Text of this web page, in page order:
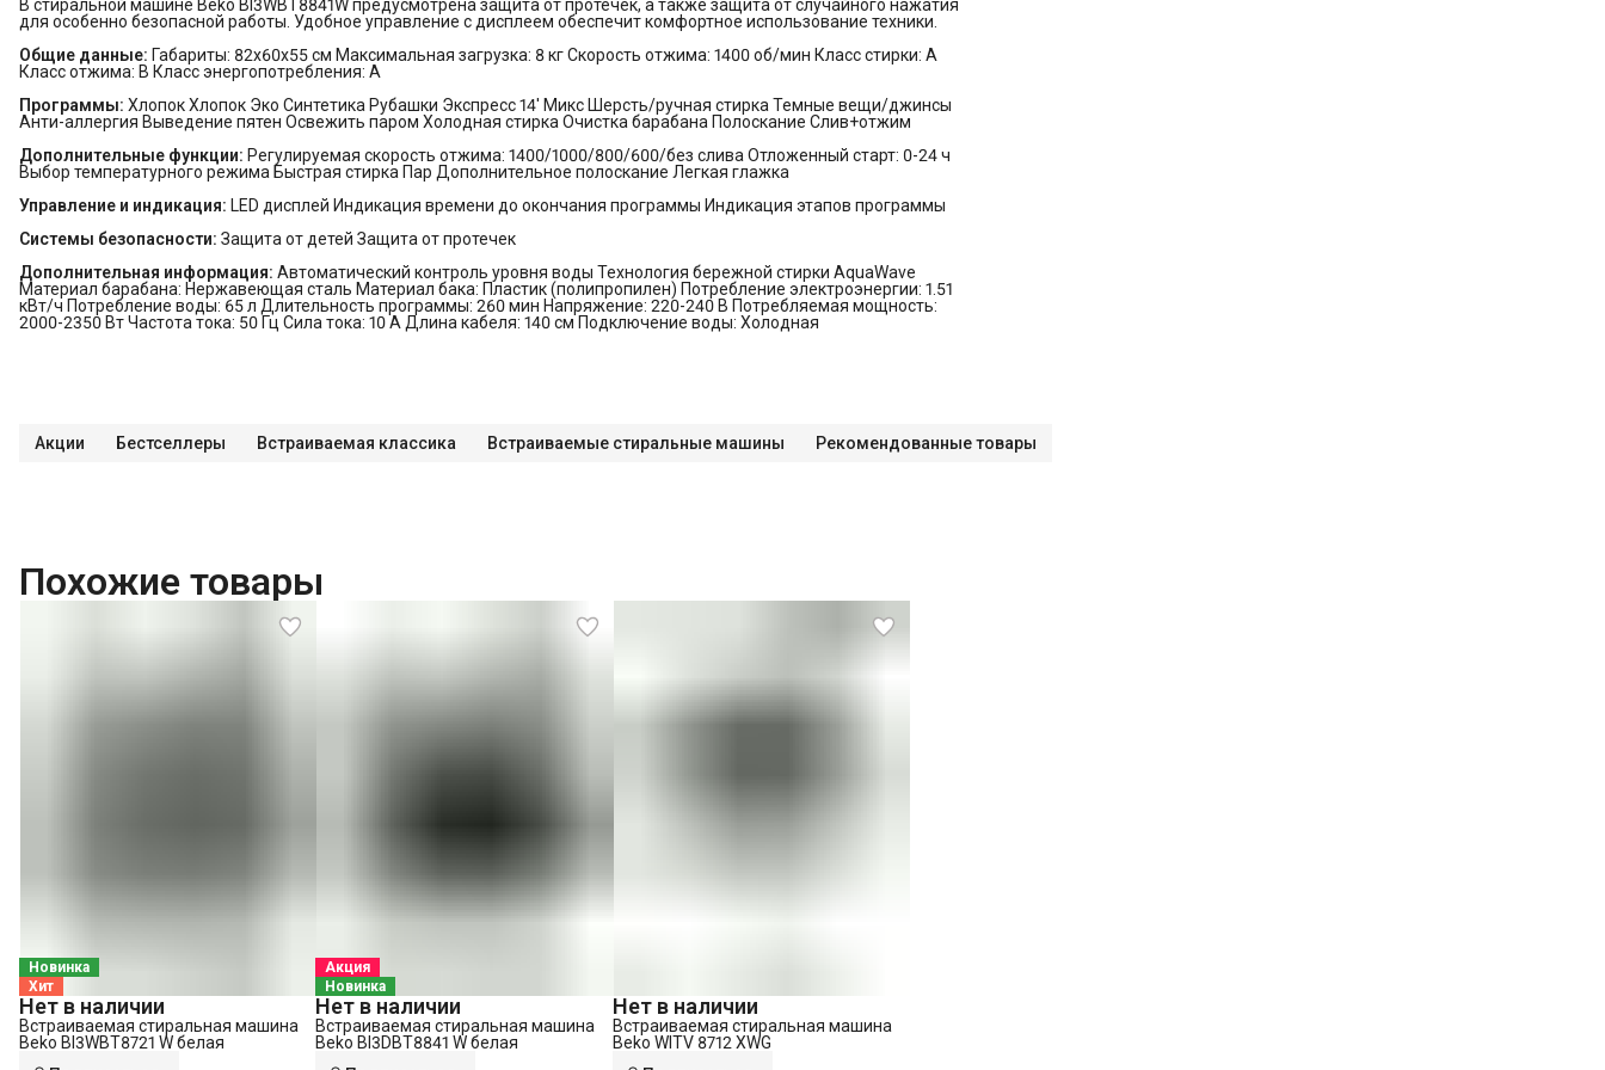
В стиральной машине Beko BI3WBT8841W предусмотрена защита от протечек, а также защита от случайного нажатия
для особенно безопасной работы. Удобное управление с дисплеем обеспечит комфортное использование техники.
Общие данные: Габариты: 82x60x55 см Максимальная загрузка: 8 кг Скорость отжима: 1400 об/мин Класс стирки: A
Класс отжима: В Класс энергопотребления: А
Программы: Хлопок Хлопок Эко Синтетика Рубашки Экспресс 14' Микс Шерсть/ручная стирка Темные вещи/джинсы
Анти-аллергия Выведение пятен Освежить паром Холодная стирка Очистка барабана Полоскание Слив+отжим
Дополнительные функции: Регулируемая скорость отжима: 1400/1000/800/600/без слива Отложенный старт: 0-24 ч
Выбор температурного режима Быстрая стирка Пар Дополнительное полоскание Легкая глажка
Управление и индикация: LED дисплей Индикация времени до окончания программы Индикация этапов программы
Системы безопасности: Защита от детей Защита от протечек
Дополнительная информация: Автоматический контроль уровня воды Технология бережной стирки AquaWave
Материал барабана: Нержавеющая сталь Материал бака: Пластик (полипропилен) Потребление электроэнергии: 1.51
кВт/ч Потребление воды: 65 л Длительность программы: 260 мин Напряжение: 220-240 В Потребляемая мощность:
2000-2350 Вт Частота тока: 50 Гц Сила тока: 10 А Длина кабеля: 140 см Подключение воды: Холодная
Акции Бестселлеры Встраиваемая классика Встраиваемые стиральные машины Рекомендованные товары
Похожие товары
Новинка
Хит
Нет в наличии
Встраиваемая стиральная машина
Beko BI3WBT8721 W белая
Акция
Новинка
Нет в наличии
Встраиваемая стиральная машина
Beko BI3DBT8841 W белая
Нет в наличии
Встраиваемая стиральная машина
Beko WITV 8712 XWG